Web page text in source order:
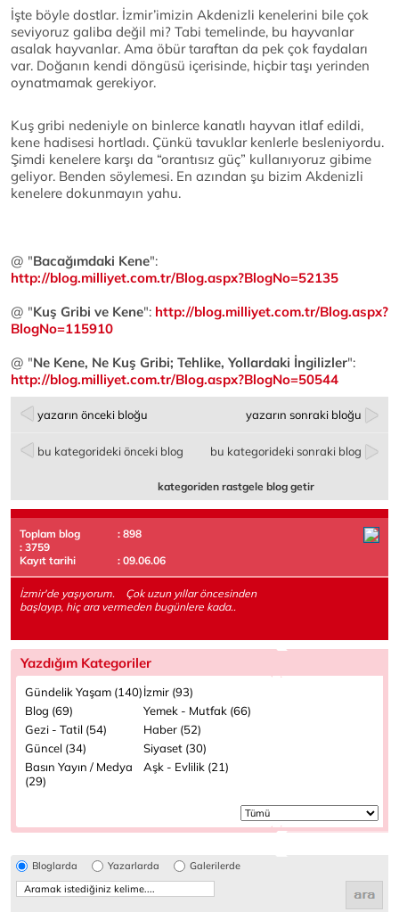
İşte böyle dostlar. İzmir’imizin Akdenizli kenelerini bile çok
seviyoruz galiba değil mi? Tabi temelinde, bu hayvanlar
asalak hayvanlar. Ama öbür taraftan da pek çok faydaları
var. Doğanın kendi döngüsü içerisinde, hiçbir taşı yerinden
oynatmamak gerekiyor.
Kuş gribi nedeniyle on binlerce kanatlı hayvan itlaf edildi,
kene hadisesi hortladı. Çünkü tavuklar kenlerle besleniyordu.
Şimdi kenelere karşı da “orantısız güç” kullanıyoruz gibime
geliyor. Benden söylemesi. En azından şu bizim Akdenizli
kenelere dokunmayın yahu.
@ "Bacağımdaki Kene":
http://blog.milliyet.com.tr/Blog.aspx?BlogNo=52135
@ "Kuş Gribi ve Kene": http://blog.milliyet.com.tr/Blog.aspx?
BlogNo=115910
@ "Ne Kene, Ne Kuş Gribi; Tehlike, Yollardaki İngilizler":
http://blog.milliyet.com.tr/Blog.aspx?BlogNo=50544
yazarın önceki bloğu yazarın sonraki bloğu
bu kategorideki önceki blog bu kategorideki sonraki blog
kategoriden rastgele blog getir
Toplam blog
: 898
: 3759
Kayıt tarihi
: 09.06.06
İzmir'de yaşıyorum. Çok uzun yıllar öncesinden
başlayıp, hiç ara vermeden bugünlere kada..
Yazdığım Kategoriler
Gündelik Yaşam (140)İzmir (93)
Blog (69)
Yemek - Mutfak (66)
Gezi - Tatil (54)
Haber (52)
Güncel (34)
Siyaset (30)
Basın Yayın / Medya
(29)
Aşk - Evlilik (21)
Bloglarda Yazarlarda Galerilerde